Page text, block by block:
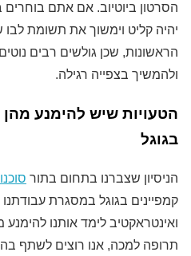
הסרטון ביוטיוב. אם אתם
הראשונות, שכן גולשים רבים
ולהמשיך בצפייה רגילה.
הטעויות שיש להימנע מהן
בגוגל
הניסיון שצברנו בתחום בתור
קמפיינים בגוגל במסגרת
ואינטראקטיב לימד אותנו להימנע
תרופה למכה, אנו רוצים לשתף